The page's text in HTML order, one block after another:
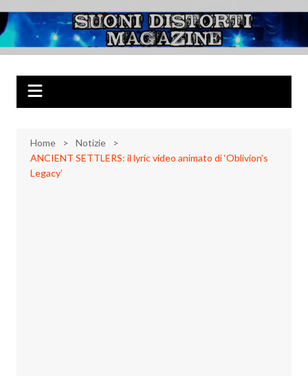
al
contenuto
Suoni Distorti
Magazine
Musica Rock, Metal, Punk e varie sonorità alternative
Home
Notizie
ANCIENT SETTLERS: il lyric video animato di ‘Oblivion’s
Legacy’